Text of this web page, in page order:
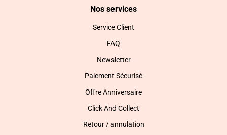
Nos services
Service Client
FAQ
Newsletter
Paiement Sécurisé
Offre Anniversaire
Click And Collect
Retour / annulation